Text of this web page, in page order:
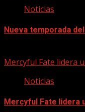
Noticias
Nueva temporada
Mercyful Fate lidera
Noticias
Mercyful Fate lidera